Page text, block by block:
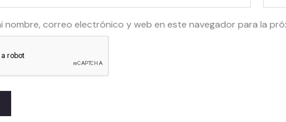
nombre, correo electrónico y web en este navegador para la